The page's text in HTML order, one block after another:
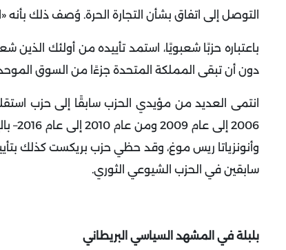
التوصل إلى اتفاق بشأن التجارة الحرة. وُصف ذلك
دون أن تبقى المملكة المتحدة جزءًا من السوق الموحدة
انتمى العديد من مؤيدي الحزب سابقًا إلى حزب
وأنونزياتا ريس موغ، وقد حظي حزب بريكست كذلك
سابقين في الحزب الشيوعي الثوري.
بلبلة في المشهد السياسي البريطاني